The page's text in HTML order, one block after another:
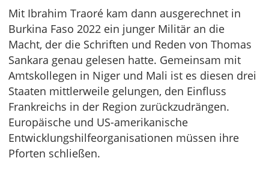
Mit Ibrahim Traoré kam dann ausgerechnet in
Burkina Faso 2022 ein junger Militär an die
Macht, der die Schriften und Reden von Thomas
Sankara genau gelesen hatte. Gemeinsam mit
Amtskollegen in Niger und Mali ist es diesen drei
Staaten mittlerweile gelungen, den Einfluss
Frankreichs in der Region zurückzudrängen.
Europäische und US-amerikanische
Entwicklungshilfeorganisationen müssen ihre
Pforten schließen.